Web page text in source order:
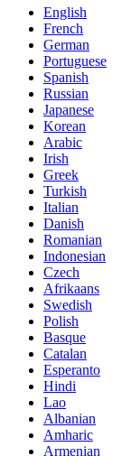
English
French
German
Portuguese
Spanish
Russian
Japanese
Korean
Arabic
Irish
Greek
Turkish
Italian
Danish
Romanian
Indonesian
Czech
Afrikaans
Swedish
Polish
Basque
Catalan
Esperanto
Hindi
Lao
Albanian
Amharic
Armenian